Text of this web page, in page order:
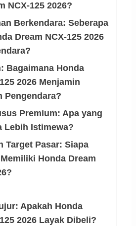
NCX-125 2026?
Berkendara: Seberapa
Dream NCX-125 2026
Bagaimana Honda
2026 Menjamin
Pengendara?
Premium: Apa yang
Lebih Istimewa?
Target Pasar: Siapa
Honda Dream
Apakah Honda
2026 Layak Dibeli?